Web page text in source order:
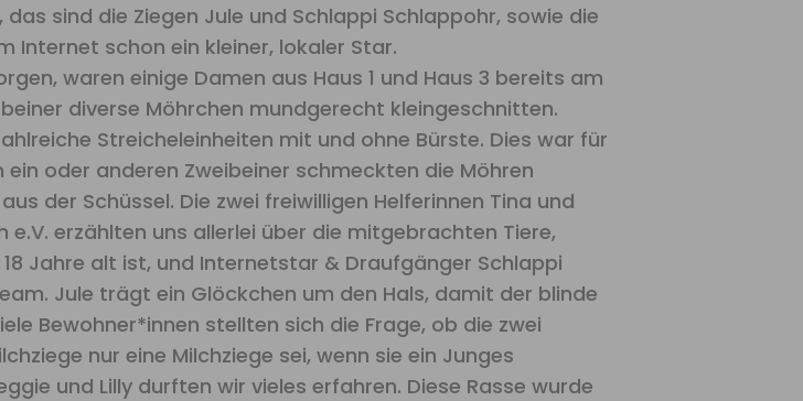
sind die Ziegen Jule und Schlappi Schlappohr, sowie die
Internet schon ein kleiner, lokaler Star.
waren einige Damen aus Haus 1 und Haus 3 bereits am
diverse Möhrchen mundgerecht kleingeschnitten.
Streicheleinheiten mit und ohne Bürste. Dies war für
oder anderen Zweibeiner schmeckten die Möhren
der Schüssel. Die zwei freiwilligen Helferinnen Tina und
erzählten uns allerlei über die mitgebrachten Tiere,
Jahre alt ist, und Internetstar & Draufgänger Schlappi
Jule trägt ein Glöckchen um den Hals, damit der blinde
Bewohner*innen stellten sich die Frage, ob die zwei
nur eine Milchziege sei, wenn sie ein Junges
und Lilly durften wir vieles erfahren. Diese Rasse wurde